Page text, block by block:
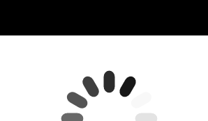
Buenos Aires, AR